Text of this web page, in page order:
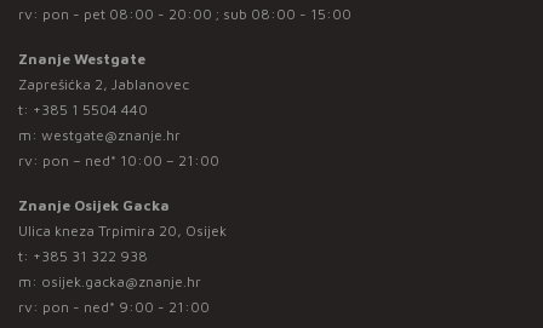
rv: pon - pet 08:00 - 20:00 ; sub 08:00 - 15:00
Znanje Westgate
Zaprešićka 2, Jablanovec
t: +385 1 5504 440
m: westgate@znanje.hr
rv: pon – ned* 10:00 – 21:00
Znanje Osijek Gacka
Ulica kneza Trpimira 20, Osijek
t: +385 31 322 938
m: osijek.gacka@znanje.hr
rv: pon - ned* 9:00 - 21:00